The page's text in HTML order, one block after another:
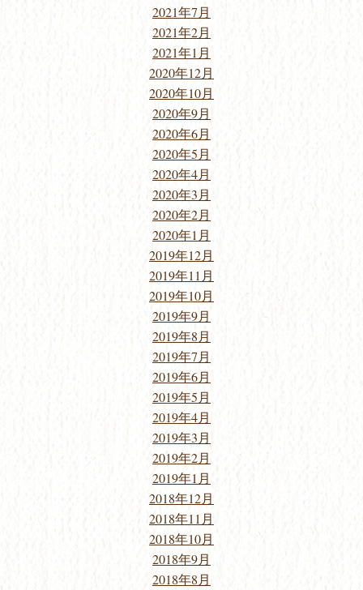
2021年7月
2021年2月
2021年1月
2020年12月
2020年10月
2020年9月
2020年6月
2020年5月
2020年4月
2020年3月
2020年2月
2020年1月
2019年12月
2019年11月
2019年10月
2019年9月
2019年8月
2019年7月
2019年6月
2019年5月
2019年4月
2019年3月
2019年2月
2019年1月
2018年12月
2018年11月
2018年10月
2018年9月
2018年8月